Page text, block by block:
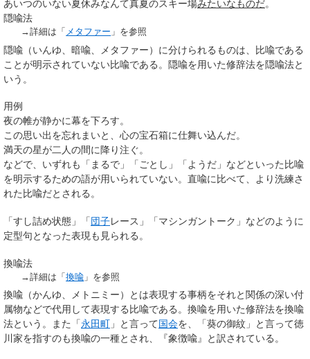
あいつのいない夏休みなんて真夏のスキー場みたいなものだ。
隠喩法
→詳細は「 メタファー 」を参照
隠喩 （いんゆ、 暗喩 、メタファー）に分けられるものは、比喩である
ことが明示されていない比喩である。隠喩を用いた修辞法を隠喩法と
いう。
用例
夜の帷が静かに幕を下ろす。
この思い出を忘れまいと、心の宝石箱に仕舞い込んだ。
満天の星が二人の間に降り注ぐ。
などで、いずれも「まるで」「ごとし」「ようだ」などといった比喩
を明示するための語が用いられていない。直喩に比べて、より洗練さ
れた比喩だとされる。
「すし詰め状態」「団子レース」「マシンガントーク」などのように
定型句となった表現も見られる。
換喩法
→詳細は「換喩 」を参照
換喩 （かんゆ、メトニミー）とは表現する事柄をそれと関係の深い付
属物などで代用して表現する比喩である。換喩を用いた修辞法を換喩
法という。また「永田町 」と言って国会を、「葵の御紋」と言って徳
川家を指すのも換喩の一種とされ、『象徴喩』と訳されている。